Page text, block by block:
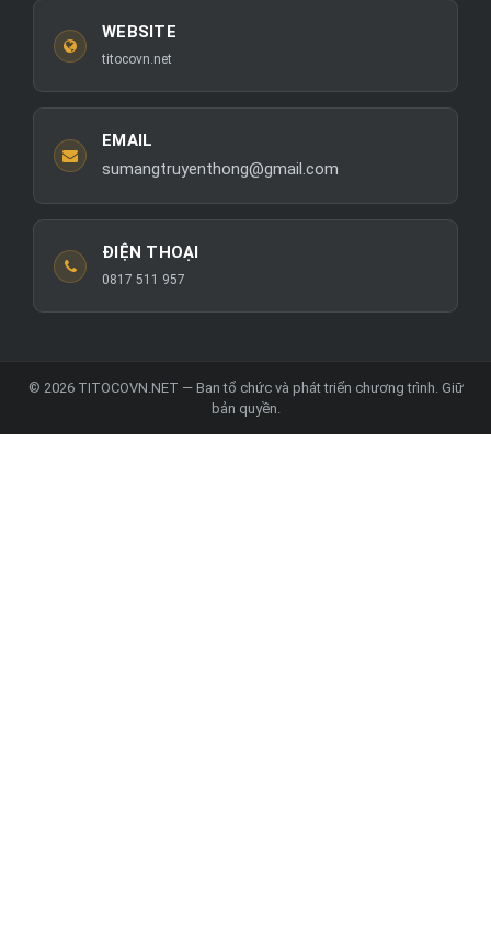
WEBSITE
titocovn.net
EMAIL
sumangtruyenthong@gmail.com
ĐIỆN THOẠI
0817 511 957
© 2026 TITOCOVN.NET — Ban tổ chức và phát triển chương trình. Giữ
bản quyền.